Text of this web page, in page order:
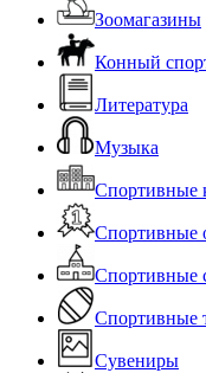
Зоомагазины
Конный
Литература
Музыка
Спортивные
Спортивные
Спортивные
Спортивные
Сувениры